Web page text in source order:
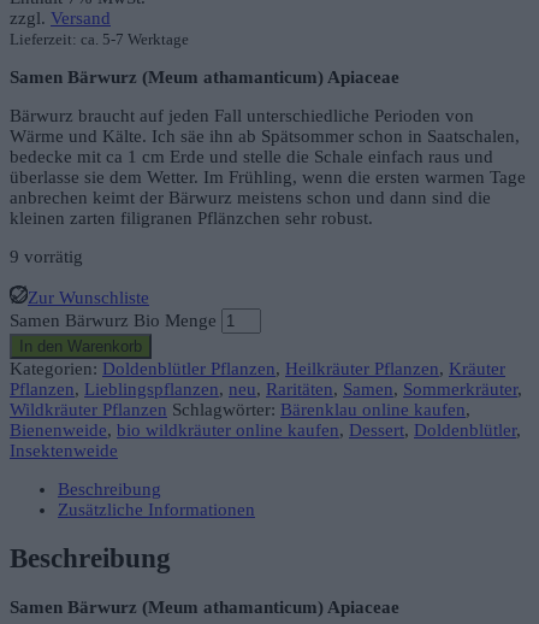
zzgl. Versand
Lieferzeit: ca. 5-7 Werktage
Samen Bärwurz (Meum athamanticum) Apiaceae
Bärwurz braucht auf jeden Fall unterschiedliche Perioden von
Wärme und Kälte. Ich säe ihn ab Spätsommer schon in Saatschalen,
bedecke mit ca 1 cm Erde und stelle die Schale einfach raus und
überlasse sie dem Wetter. Im Frühling, wenn die ersten warmen Tage
anbrechen keimt der Bärwurz meistens schon und dann sind die
kleinen zarten filigranen Pflänzchen sehr robust.
9 vorrätig
Zur Wunschliste
Samen Bärwurz Bio Menge
In den Warenkorb
Kategorien: Doldenblütler Pflanzen, Heilkräuter Pflanzen, Kräuter
Pflanzen, Lieblingspflanzen, neu, Raritäten, Samen, Sommerkräuter,
Wildkräuter Pflanzen Schlagwörter: Bärenklau online kaufen,
Bienenweide, bio wildkräuter online kaufen, Dessert, Doldenblütler,
Insektenweide
Beschreibung
Zusätzliche Informationen
Beschreibung
Samen Bärwurz (Meum athamanticum) Apiaceae